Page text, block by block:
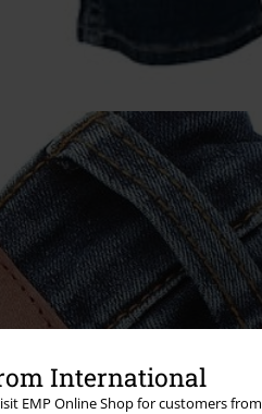
International
EMP Online Shop for customers from